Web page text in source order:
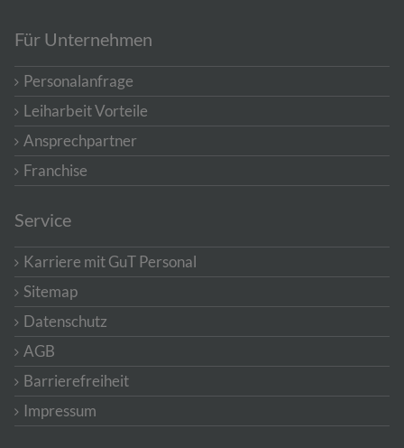
Für Unternehmen
Personalanfrage
Leiharbeit Vorteile
Ansprechpartner
Franchise
Service
Karriere mit GuT Personal
Sitemap
Datenschutz
AGB
Barrierefreiheit
Impressum